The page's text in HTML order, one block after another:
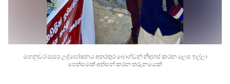
මහනුවර සසප උද්ඝෝෂනය අතරතුර බොග්ඩන් නිදහස් කරන ලෙස ඉල්ලා
පෙත්සමක් අත්සන් කරන තරුනයෙක්